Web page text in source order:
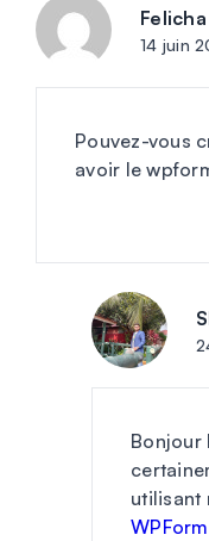
14 juin
Pouvez-vous
avoir le
Bonjour
utilisant